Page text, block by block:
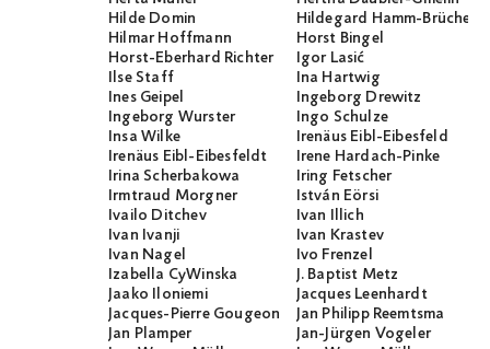
Hilde Domin
Hildegard Hamm-Brücher
Hilmar Hoffmann
Horst Bingel
Horst-Eberhard Richter
Igor Lasić
Ilse Staff
Ina Hartwig
Ines Geipel
Ingeborg Drewitz
Ingeborg Wurster
Ingo Schulze
Insa Wilke
Irenäus Eibl-Eibesfeld
Irenäus Eibl-Eibesfeldt
Irene Hardach-Pinke
Irina Scherbakowa
Iring Fetscher
Irmtraud Morgner
István Eörsi
Ivailo Ditchev
Ivan Illich
Ivan Ivanji
Ivan Krastev
Ivan Nagel
Ivo Frenzel
Izabella CyWinska
J. Baptist Metz
Jaako Iloniemi
Jacques Leenhardt
Jacques-Pierre Gougeon
Jan Philipp Reemtsma
Jan Plamper
Jan-Jürgen Vogeler